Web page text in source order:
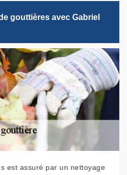
gouttières avec Gabriel
est assuré par un nettoyage